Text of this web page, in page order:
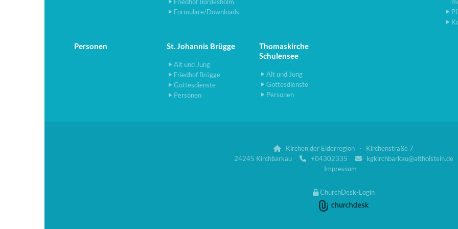
Friedhof Bordesholm
Formulare/Downloads
Personen St. Johannis Brügge
Alt und Jung
Friedhof Brügge
Gottesdienste
Personen
Thomaskirche
Schulensee
Alt und Jung
Gottesdienste
Personen

Kirchen der Eiderregion · Kirchenstraße 7
24245 Kirchbarkau
+04302335 kgkirchbarkau@altholstein.de
Impressum
ChurchDesk-Login